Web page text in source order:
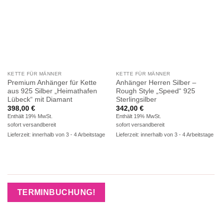
KETTE FÜR MÄNNER
Premium Anhänger für Kette
aus 925 Silber „Heimathafen
Lübeck“ mit Diamant
398,00 €
Enthält 19% MwSt.
sofort versandbereit
Lieferzeit: innerhalb von 3 - 4 Arbeitstage
KETTE FÜR MÄNNER
Anhänger Herren Silber –
Rough Style „Speed“ 925
Sterlingsilber
342,00 €
Enthält 19% MwSt.
sofort versandbereit
Lieferzeit: innerhalb von 3 - 4 Arbeitstage
TERMINBUCHUNG!